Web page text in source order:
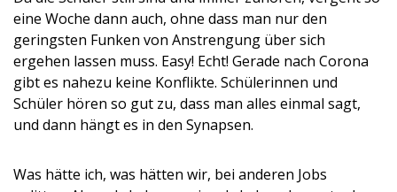
eine Woche dann auch, ohne dass man nur den
geringsten Funken von Anstrengung über sich
ergehen lassen muss. Easy! Echt! Gerade nach Corona
gibt es nahezu keine Konflikte. Schülerinnen und
Schüler hören so gut zu, dass man alles einmal sagt,
und dann hängt es in den Synapsen.
Was hätte ich, was hätten wir, bei anderen Jobs